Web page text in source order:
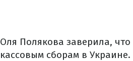
Оля Полякова заверила,
кассовым сборам в Украине.